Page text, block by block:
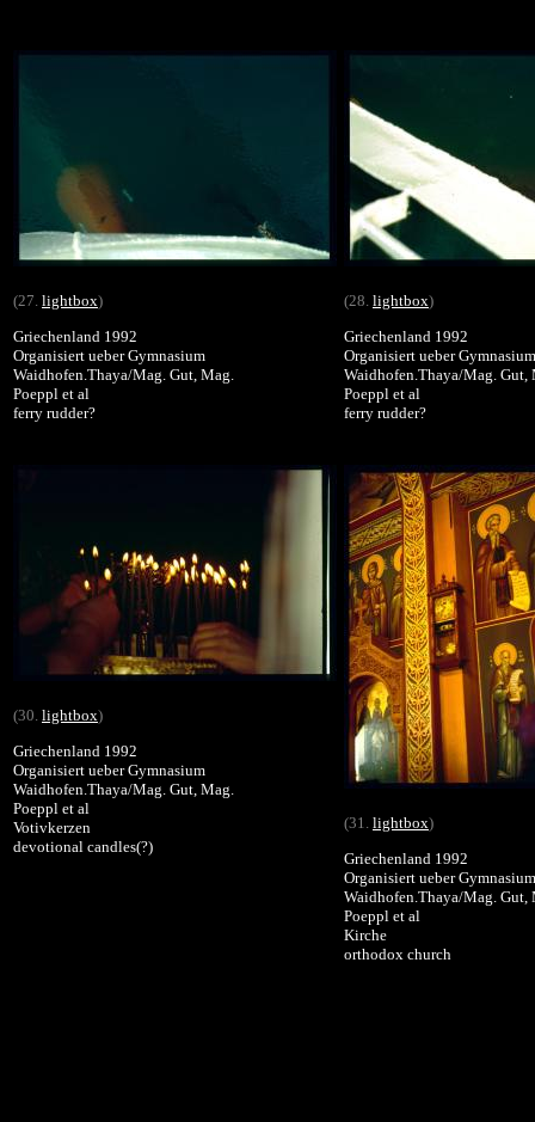
(27. lightbox)
Griechenland 1992
Organisiert ueber Gymnasium
Waidhofen.Thaya/Mag. Gut, Mag.
Poeppl et al
ferry rudder?
(28. lightbox)
Griechenland 1992
Organisiert ueber Gymnasium
Waidhofen.Thaya/Mag. Gut,
Poeppl et al
ferry rudder?
(30. lightbox)
Griechenland 1992
Organisiert ueber Gymnasium
Waidhofen.Thaya/Mag. Gut, Mag.
Poeppl et al
Votivkerzen
devotional candles(?)
(31. lightbox)
Griechenland 1992
Organisiert ueber Gymnasium
Waidhofen.Thaya/Mag. Gut,
Poeppl et al
Kirche
orthodox church